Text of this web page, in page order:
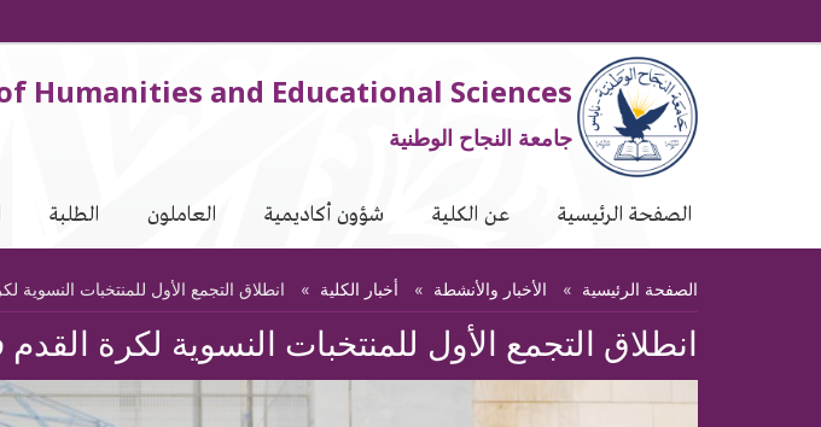
Humanities and Educational Sciences
جامعة النجاح الوطنية
الصفحة الرئيسية عن الكلية شؤون أكاديمية العاملون الطلبة
الصفحة الرئيسية الأخبار والأنشطة أخبار الكلية انطلاق التجمع الأول للمنتخبات النسوية
انطلاق التجمع الأول للمنتخبات النسوية لكرة